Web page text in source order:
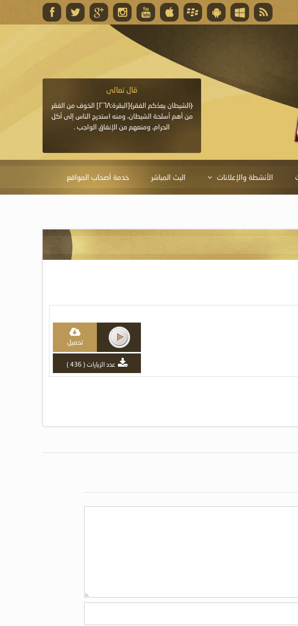
قال تعالى
جائزة، وهي مفتاح باب العطايا التي
قال تعالى
﴿الشيطان يعِدُكم الفقر﴾[البقرة:٢٦٨] الخوف من الفقر
من أهم أسلحة الشيطان، ومنه استدرج الناس إلى أكل
الحرام، ومنعهم من الإنفاق الواجب .
الأنشطة والإعلانات البث المباشر خدمة أصحاب المواقع
تحميل
عدد الزيارات ( 436 )